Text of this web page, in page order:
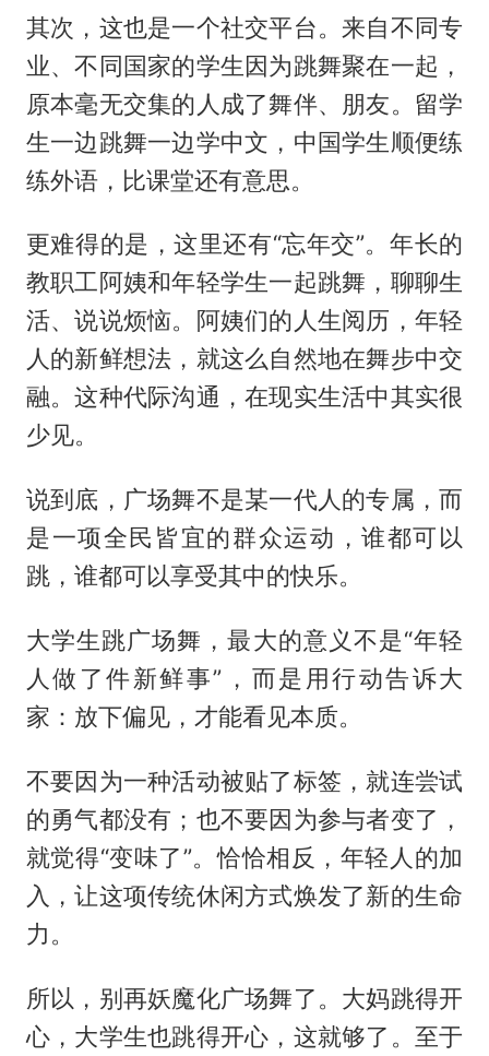
其次，这也是一个社交平台。来自不同专
业、不同国家的学生因为跳舞聚在一起，
原本毫无交集的人成了舞伴、朋友。留学
生一边跳舞一边学中文，中国学生顺便练
练外语，比课堂还有意思。
更难得的是，这里还有“忘年交”。年长的
教职工阿姨和年轻学生一起跳舞，聊聊生
活、说说烦恼。阿姨们的人生阅历，年轻
人的新鲜想法，就这么自然地在舞步中交
融。这种代际沟通，在现实生活中其实很
少见。
说到底，广场舞不是某一代人的专属，而
是一项全民皆宜的群众运动，谁都可以
跳，谁都可以享受其中的快乐。
大学生跳广场舞，最大的意义不是“年轻
人做了件新鲜事”，而是用行动告诉大
家：放下偏见，才能看见本质。
不要因为一种活动被贴了标签，就连尝试
的勇气都没有；也不要因为参与者变了，
就觉得“变味了”。恰恰相反，年轻人的加
入，让这项传统休闲方式焕发了新的生命
力。
所以，别再妖魔化广场舞了。大妈跳得开
心，大学生也跳得开心，这就够了。至于